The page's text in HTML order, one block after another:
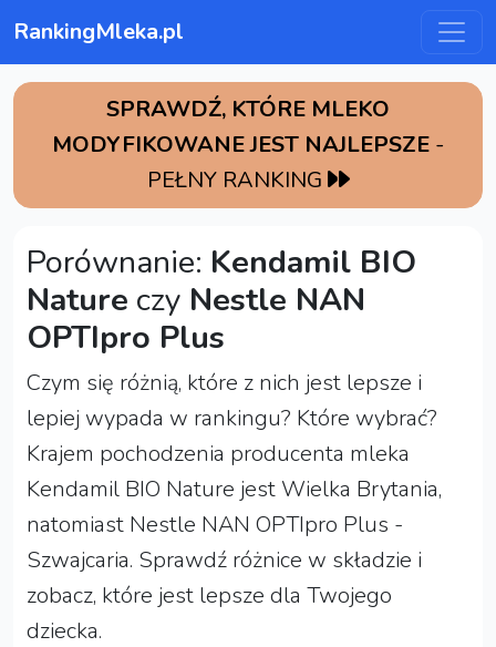
RankingMleka.pl
SPRAWDŹ, KTÓRE MLEKO
MODYFIKOWANE JEST NAJLEPSZE -
PEŁNY RANKING
Porównanie: Kendamil BIO
Nature czy Nestle NAN
OPTIpro Plus
Czym się różnią, które z nich jest lepsze i
lepiej wypada w rankingu? Które wybrać?
Krajem pochodzenia producenta mleka
Kendamil BIO Nature jest Wielka Brytania,
natomiast Nestle NAN OPTIpro Plus -
Szwajcaria. Sprawdź różnice w składzie i
zobacz, które jest lepsze dla Twojego
dziecka.